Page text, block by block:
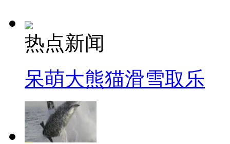
热点新闻
呆萌大熊猫滑雪取乐